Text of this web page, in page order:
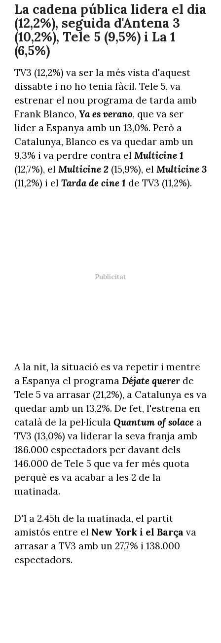
La cadena pública lidera el dia
(12,2%), seguida d'Antena 3
(10,2%), Tele 5 (9,5%) i La 1
(6,5%)
TV3 (12,2%) va ser la més vista d'aquest
dissabte i no ho tenia fàcil. Tele 5, va
estrenar el nou programa de tarda amb
Frank Blanco, Ya es verano, que va ser
líder a Espanya amb un 13,0%. Però a
Catalunya, Blanco es va quedar amb un
9,3% i va perdre contra el Multicine 1
(12,7%), el Multicine 2(15,9%), el Multicine 3
(11,2%) i el Tarda de cine 1 de TV3 (11,2%).
A la nit, la situació es va repetir i mentre
a Espanya el programa Déjate quererde
Tele 5 va arrasar (21,2%), a Catalunya es va
quedar amb un 13,2%. De fet, l'estrena en
català de la pel·lícula Quantum of solacea
TV3 (13,0%) va liderar la seva franja amb
186.000 espectadors per davant dels
146.000 de Tele 5 que va fer més quota
perquè es va acabar a les 2 de la
matinada.
D'1 a 2.45h de la matinada, el partit
amistós entre el New York i el Barça va
arrasar a TV3 amb un 27,7% i 138.000
espectadors.